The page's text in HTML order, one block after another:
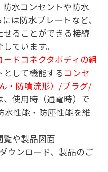
水コンセントや防水
は防水プレートなど、
ることができる接続
ています。
ドコネクタボディの組
して機能する コンセ
・防噴流形）/プラグ/
、使用時（通電時）で
水性能・防塵性能を維
や製品図面
ウンロード、製品のご